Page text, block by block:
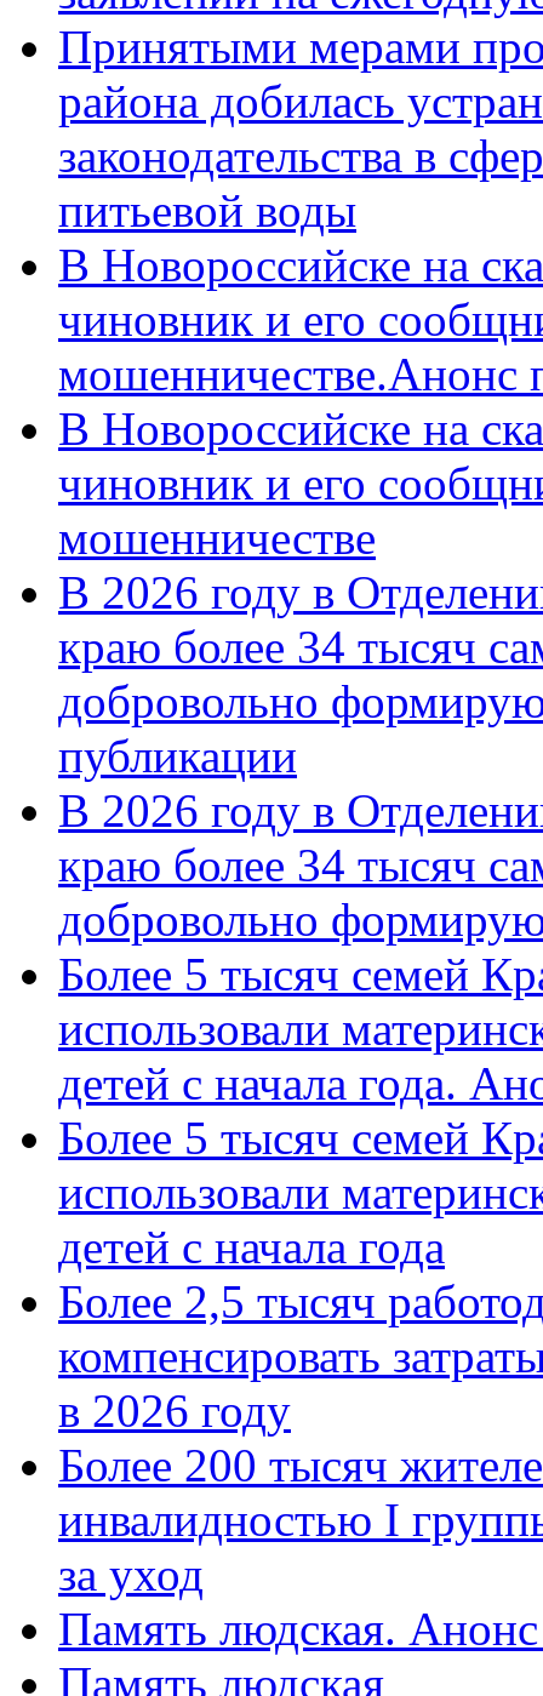
Принятыми мерами
района добилась
законодательства в
питьевой воды
В Новороссийске на
чиновник и его
мошенничестве.Анонс
В Новороссийске на
чиновник и его
мошенничестве
В 2026 году в
краю более 34 тысяч
добровольно
публикации
В 2026 году в
краю более 34 тысяч
добровольно
Более 5 тысяч семей
использовали
детей с начала года.
Более 5 тысяч семей
использовали
детей с начала года
Более 2,5 тысяч
компенсировать
в 2026 году
Более 200 тысяч
инвалидностью I
за уход
Память людская.
Память людская